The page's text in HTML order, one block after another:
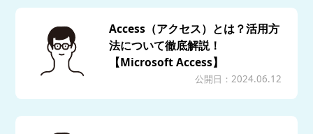
Access（アクセス）とは？活用方
法について徹底解説！
【Microsoft Access】
公開日：2024.06.12